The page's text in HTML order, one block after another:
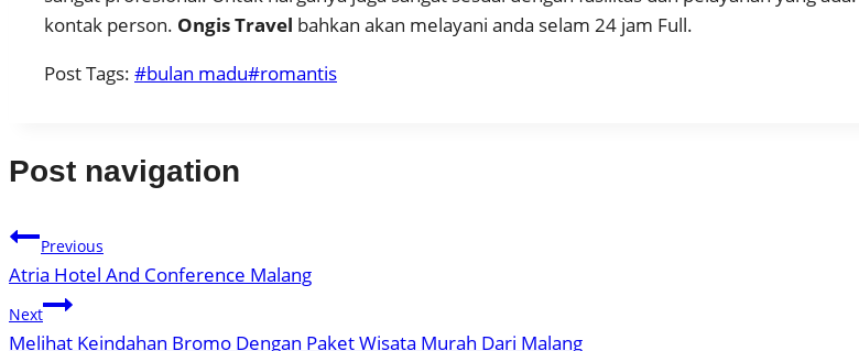
kontak person. Ongis Travel bahkan akan melayani anda selam 24 jam Full.
Post Tags: #bulan madu#romantis
Post navigation
Previous
Atria Hotel And Conference Malang
Next
Melihat Keindahan Bromo Dengan Paket Wisata Murah Dari Malang